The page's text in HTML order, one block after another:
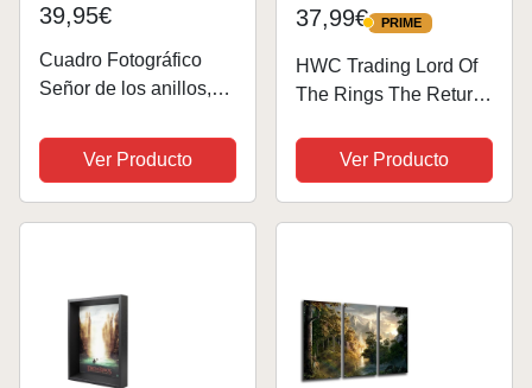
39,95€
Cuadro Fotográfico
Señor de los anillos,
Tamaño total: 131 x 62
cm XXL
Ver Producto
37,99€ PRIME
PRIME
HWC Trading Lord Of
The Rings The Return
Enmarcado Regalo De
Visualización De Fotos
De Impresión De
Ver Producto